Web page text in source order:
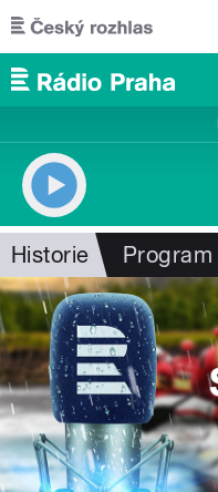
Přejít k hlavnímu obsahu
Historie Program